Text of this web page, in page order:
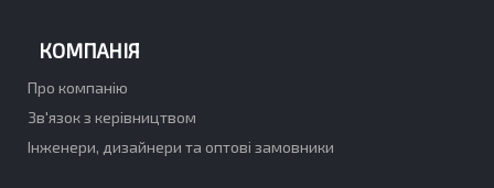
КОМПАНІЯ
Про компанію
Зв'язок з керівництвом
Інженери, дизайнери та оптові замовники